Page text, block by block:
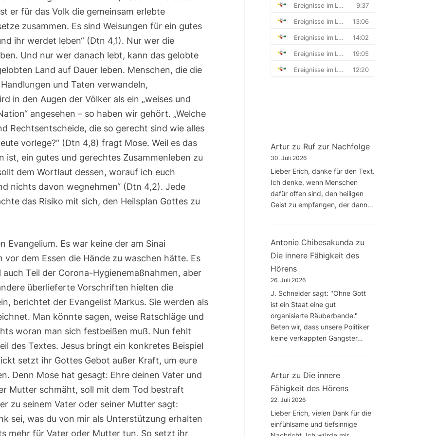
er für das Volk die gemeinsam erlebte
zusammen. Es sind Weisungen für ein gutes
ihr werdet leben“ (Dtn 4,1). Nur wer die
Und nur wer danach lebt, kann das gelobte
Land auf Dauer leben. Menschen, die die
und Taten verwandeln,
in den Augen der Völker als ein „weises und
angesehen – so haben wir gehört. „Welche
Rechtsentscheide, die so gerecht sind wie alles
vorlege?“ (Dtn 4,8) fragt Mose. Weil es das
ist, ein gutes und gerechtes Zusammenleben zu
dem Wortlaut dessen, worauf ich euch
nichts davon wegnehmen“ (Dtn 4,2). Jede
das Risiko mit sich, den Heilsplan Gottes zu
Evangelium. Es war keine der am Sinai
vor dem Essen die Hände zu waschen hätte. Es
Teil der Corona-Hygienemaßnahmen, aber
überlieferte Vorschriften hielten die
berichtet der Evangelist Markus. Sie werden als
Man könnte sagen, weise Ratschläge und
woran man sich festbeißen muß. Nun fehlt
des Textes. Jesus bringt ein konkretes Beispiel
setzt ihr Gottes Gebot außer Kraft, um eure
Denn Mose hat gesagt: Ehre deinen Vater und
Mutter schmäht, soll mit dem Tod bestraft
zu seinem Vater oder seiner Mutter sagt:
sei, was du von mir als Unterstützung erhalten
mehr für Vater oder Mutter tun. So setzt ihr
Arturzu Ruf zur Nachfolge
30. Juli 2026
Lieber Erich, danke für den Text.
Ich denke, wenn Menschen
dafür offen sind, den heiligen
Geist zu empfangen, der dann…
Antonie Chibesakunda zu
Die innere Fähigkeit des
Hörens
26. Juli 2026
J. Schneider sagt: "Ohne Gott
ist ein Staat eine gut
organisierte Räuberbande."
Beten wir, dass unsere Politiker
keine verkappten Gangster…
Arturzu Die innere
Fähigkeit des Hörens
22. Juli 2026
Lieber Erich, vielen Dank für die
einfühlsame und tiefsinnige